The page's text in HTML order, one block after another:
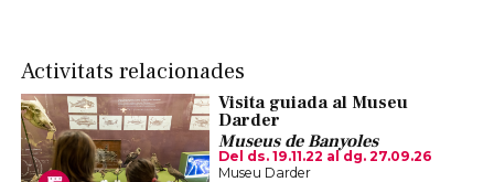
Activitats relacionades
Visita guiada al Museu
Darder
Museus de Banyoles
Del ds. 19.11.22 al dg. 27.09.26
Museu Darder